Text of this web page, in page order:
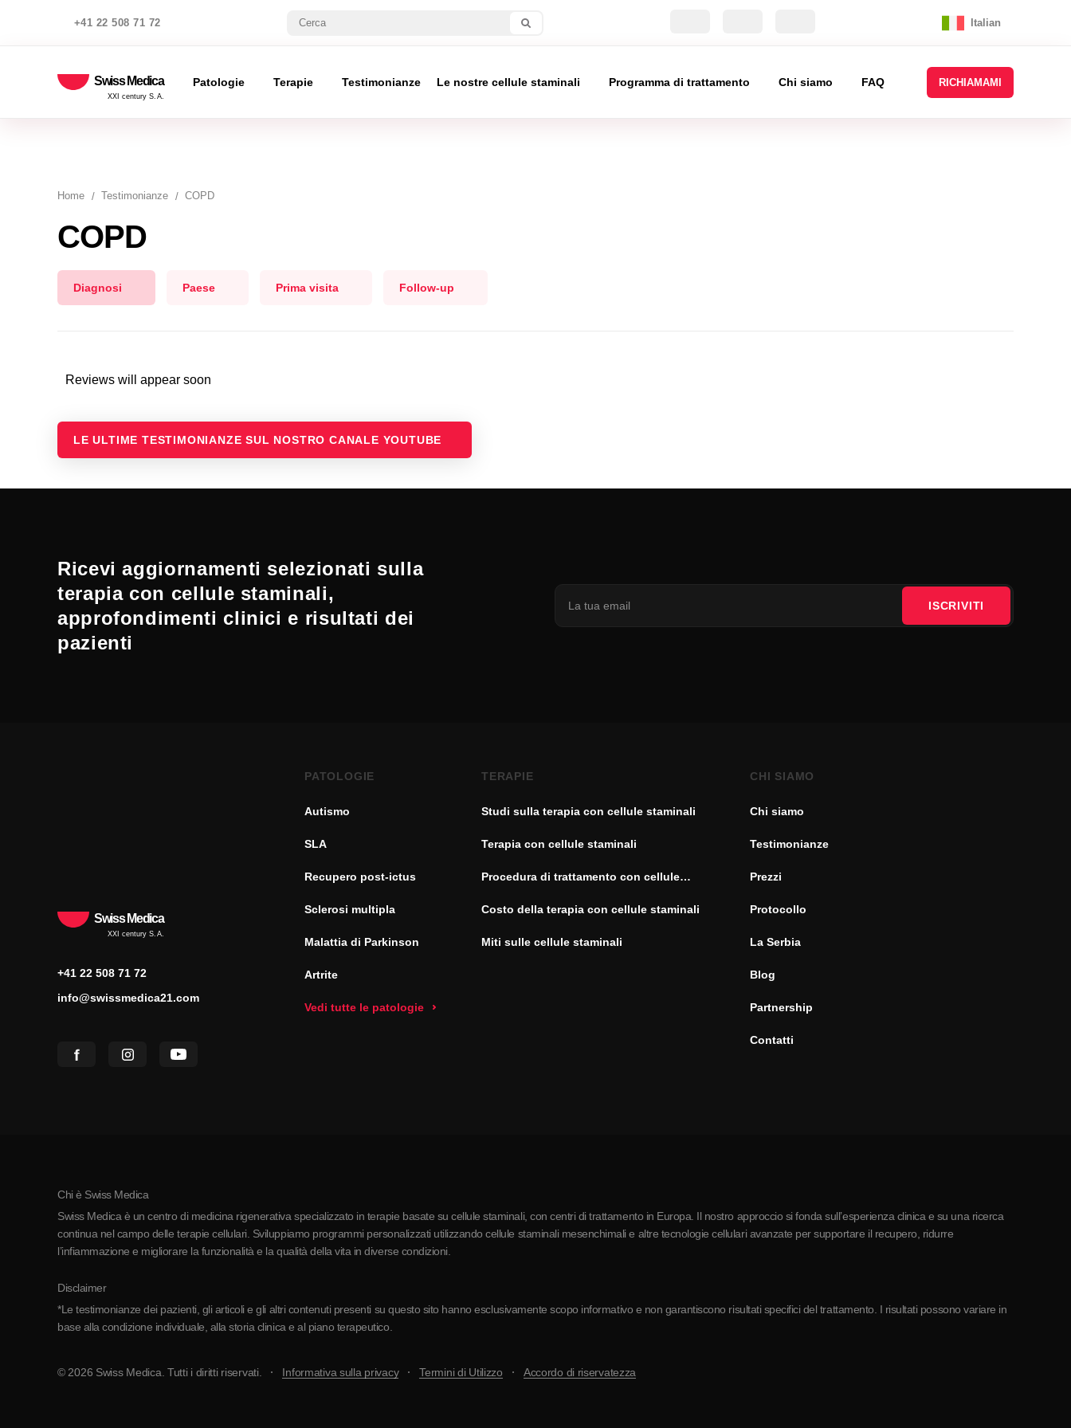
+41 22 508 71 72 Italian
Swiss Medica
XXI century S.A.
Patologie Terapie Testimonianze Le nostre cellule staminali Programma di trattamento Chi siamo FAQ RICHIAMAMI
Home Testimonianze COPD
COPD
Diagnosi Paese Prima visita Follow-up
Reviews will appear soon
LE ULTIME TESTIMONIANZE SUL NOSTRO CANALE YOUTUBE
Ricevi aggiornamenti selezionati sulla
terapia con cellule staminali,
approfondimenti clinici e risultati dei
pazienti
ISCRIVITI
Swiss Medica
XXI century S.A.
+41 22 508 71 72
info@swissmedica21.com
PATOLOGIE
Autismo
SLA
Recupero post-ictus
Sclerosi multipla
Malattia di Parkinson
Artrite
Vedi tutte le patologie
TERAPIE
Studi sulla terapia con cellule staminali
Terapia con cellule staminali
Procedura di trattamento con cellule
Costo della terapia con cellule staminali
Miti sulle cellule staminali
CHI SIAMO
Chi siamo
Testimonianze
Prezzi
Protocollo
La Serbia
Blog
Partnership
Contatti
Chi è Swiss Medica
Swiss Medica è un centro di medicina rigenerativa specializzato in terapie basate su cellule staminali, con centri di trattamento in Europa. Il nostro approccio si fonda sull’esperienza clinica e su una ricerca
continua nel campo delle terapie cellulari. Sviluppiamo programmi personalizzati utilizzando cellule staminali mesenchimali e altre tecnologie cellulari avanzate per supportare il recupero, ridurre
l’infiammazione e migliorare la funzionalità e la qualità della vita in diverse condizioni.
Disclaimer
*Le testimonianze dei pazienti, gli articoli e gli altri contenuti presenti su questo sito hanno esclusivamente scopo informativo e non garantiscono risultati specifici del trattamento. I risultati possono variare in
base alla condizione individuale, alla storia clinica e al piano terapeutico.
© 2026 Swiss Medica. Tutti i diritti riservati. Informativa sulla privacy Termini di Utilizzo Accordo di riservatezza